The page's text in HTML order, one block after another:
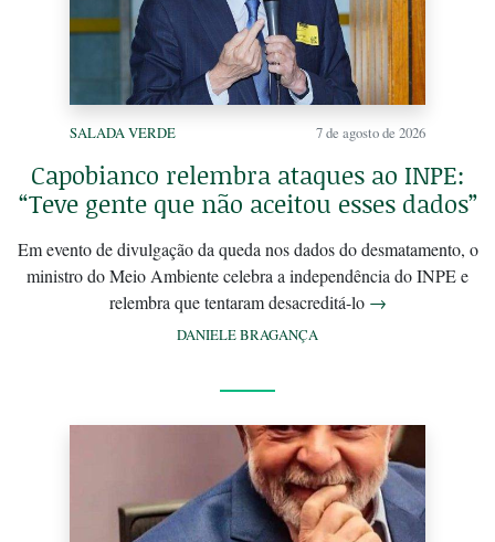
SALADA VERDE 7 de agosto de 2026
Capobianco relembra ataques ao INPE:
“Teve gente que não aceitou esses dados”
Em evento de divulgação da queda nos dados do desmatamento, o
ministro do Meio Ambiente celebra a independência do INPE e
relembra que tentaram desacreditá-lo →
DANIELE BRAGANÇA